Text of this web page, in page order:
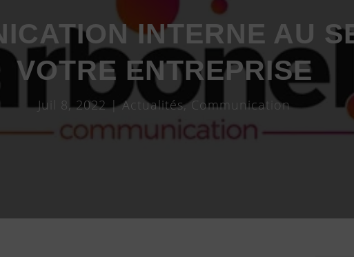
INTERNE AU
VOTRE ENTREPRISE
Juil 8, 2022|Actualités,Communication